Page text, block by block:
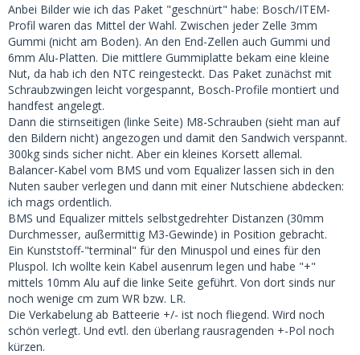
Anbei Bilder wie ich das Paket "geschnürt" habe: Bosch/ITEM-
Profil waren das Mittel der Wahl. Zwischen jeder Zelle 3mm
Gummi (nicht am Boden). An den End-Zellen auch Gummi und
6mm Alu-Platten. Die mittlere Gummiplatte bekam eine kleine
Nut, da hab ich den NTC reingesteckt. Das Paket zunächst mit
Schraubzwingen leicht vorgespannt, Bosch-Profile montiert und
handfest angelegt.
Dann die stirnseitigen (linke Seite) M8-Schrauben (sieht man auf
den Bildern nicht) angezogen und damit den Sandwich verspannt.
300kg sinds sicher nicht. Aber ein kleines Korsett allemal.
Balancer-Kabel vom BMS und vom Equalizer lassen sich in den
Nuten sauber verlegen und dann mit einer Nutschiene abdecken:
ich mags ordentlich.
BMS und Equalizer mittels selbstgedrehter Distanzen (30mm
Durchmesser, außermittig M3-Gewinde) in Position gebracht.
Ein Kunststoff-"terminal" für den Minuspol und eines für den
Pluspol. Ich wollte kein Kabel ausenrum legen und habe "+"
mittels 10mm Alu auf die linke Seite geführt. Von dort sinds nur
noch wenige cm zum WR bzw. LR.
Die Verkabelung ab Batteerie +/- ist noch fliegend. Wird noch
schön verlegt. Und evtl. den überlang rausragenden +-Pol noch
kürzen.